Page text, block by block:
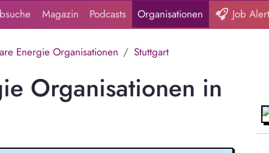
Magazin Podcasts Organisationen Job
Energie Organisationen Stuttgart
Organisationen in